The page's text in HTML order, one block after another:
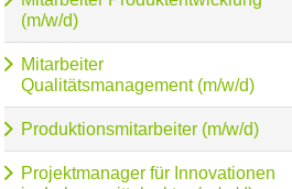
(m/w/d)
Mitarbeiter
Qualitätsmanagement (m/w/d)
Produktionsmitarbeiter (m/w/d)
Projektmanager für Innovationen